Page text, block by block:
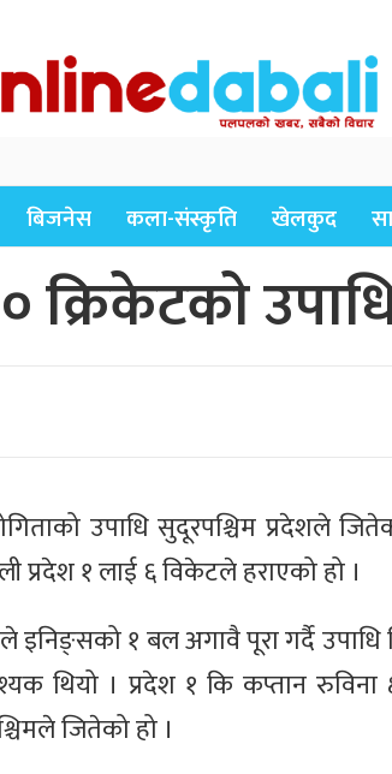
बिजनेस कला-संस्कृति खेलकुद
क्रिकेटकाे
उपाधि सुदूरपश्चिम प्रदेशले
प्रदेश १ लाई ६ विकेटले हराएको हो ।
इनिङ्सको १ बल अगावै पूरा गर्दै उपाधि
। प्रदेश १ कि कप्तान रुविना
जितेको हो ।